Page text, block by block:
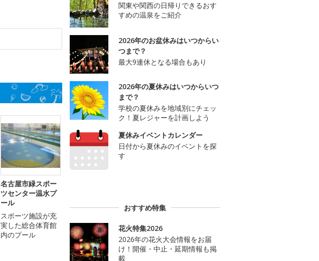
名古屋市緑スポー
ツセンター温水プ
ール
スポーツ施設が充
実した総合体育館
内のプール
関東や関西の日帰りできるおす
すめの温泉をご紹介
2026年のお盆休みはいつからい
つまで？
最大9連休となる場合もあり
2026年の夏休みはいつからいつ
まで？
学校の夏休みを地域別にチェッ
ク！夏レジャーを計画しよう
夏休みイベントカレンダー
日付から夏休みのイベントを探
す
おすすめ特集
花火特集2026
2026年の花火大会情報をお届
け！開催・中止・延期情報も掲
載